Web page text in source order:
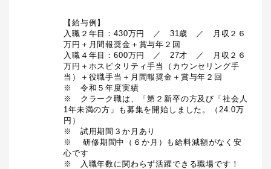
【給与例】
入職２年目：430万円　／　31歳　／　月収２６
万円＋月間報奨金＋賞与年２回
入職４年目：600万円　／　27才　／　月収２６
万円＋ホスピタリティ手当（カウンセリング手
当）＋役職手当＋月間報奨金＋賞与年２回
※　令和５年度実績
※　クラーク職は、「第２新卒の方及び「社会人
1年未満の方」も募集を開始しました。（24.0万
円）
※　試用期間３か月あり
※	研修期間中（６か月）も給料減額がなく安
心です
※　入職年数に関わらず活躍できる職場です！